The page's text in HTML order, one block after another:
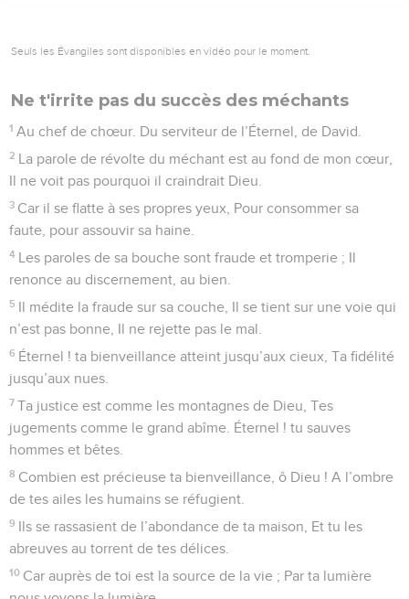
Seuls les Évangiles sont disponibles en vidéo pour le moment.
Ne t'irrite pas du succès des méchants
1 Au chef de chœur. Du serviteur de l’Éternel, de David.
2 La parole de révolte du méchant est au fond de mon cœur,
Il ne voit pas pourquoi il craindrait Dieu.
3 Car il se flatte à ses propres yeux, Pour consommer sa
faute, pour assouvir sa haine.
4 Les paroles de sa bouche sont fraude et tromperie ; Il
renonce au discernement, au bien.
5 Il médite la fraude sur sa couche, Il se tient sur une voie qui
n’est pas bonne, Il ne rejette pas le mal.
6 Éternel ! ta bienveillance atteint jusqu’aux cieux, Ta fidélité
jusqu’aux nues.
7 Ta justice est comme les montagnes de Dieu, Tes
jugements comme le grand abîme. Éternel ! tu sauves
hommes et bêtes.
8 Combien est précieuse ta bienveillance, ô Dieu ! A l’ombre
de tes ailes les humains se réfugient.
9 Ils se rassasient de l’abondance de ta maison, Et tu les
abreuves au torrent de tes délices.
10 Car auprès de toi est la source de la vie ; Par ta lumière